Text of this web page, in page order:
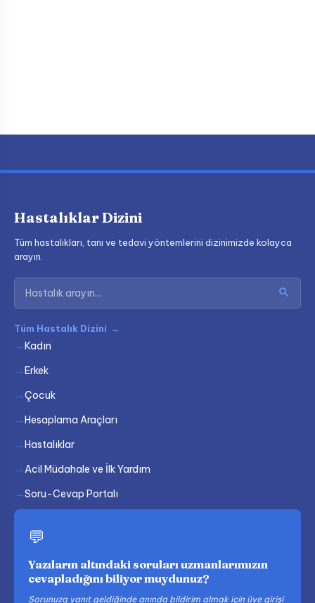
Hastalıklar Dizini
Tüm hastalıkları, tanı ve tedavi yöntemlerini dizinimizde kolayca
arayın.
Tüm Hastalık Dizini →
Kadın
Erkek
Çocuk
Hesaplama Araçları
Hastalıklar
Acil Müdahale ve İlk Yardım
Soru-Cevap Portalı
💬
Yazıların altındaki soruları uzmanlarımızın
cevapladığını biliyor muydunuz?
Sorunuza yanıt geldiğinde anında bildirim almak için üye girişi